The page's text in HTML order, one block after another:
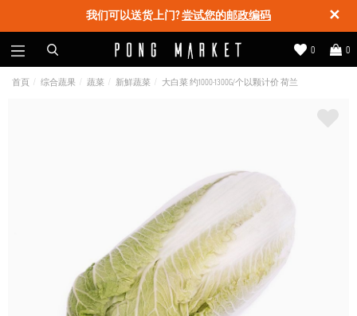
✕
我们可以送货上门?尝试您的邮政编码
0
0
首頁 综合蔬果 蔬菜 新鮮蔬菜 大白菜 约1000-1300G/个以颗计价 荷兰